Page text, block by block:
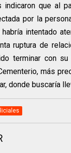
indicaron que al
por la
intentado
ruptura de
terminar con
más
donde buscaría